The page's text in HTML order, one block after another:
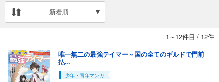
新着順
1～12件目 / 12件
唯一無二の最強テイマー～国の全てのギルドで門前
払...
少年・青年マンガ